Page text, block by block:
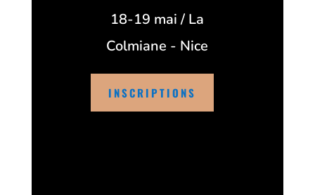
18-19 mai / La
Colmiane - Nice
INSCRIPTIONS